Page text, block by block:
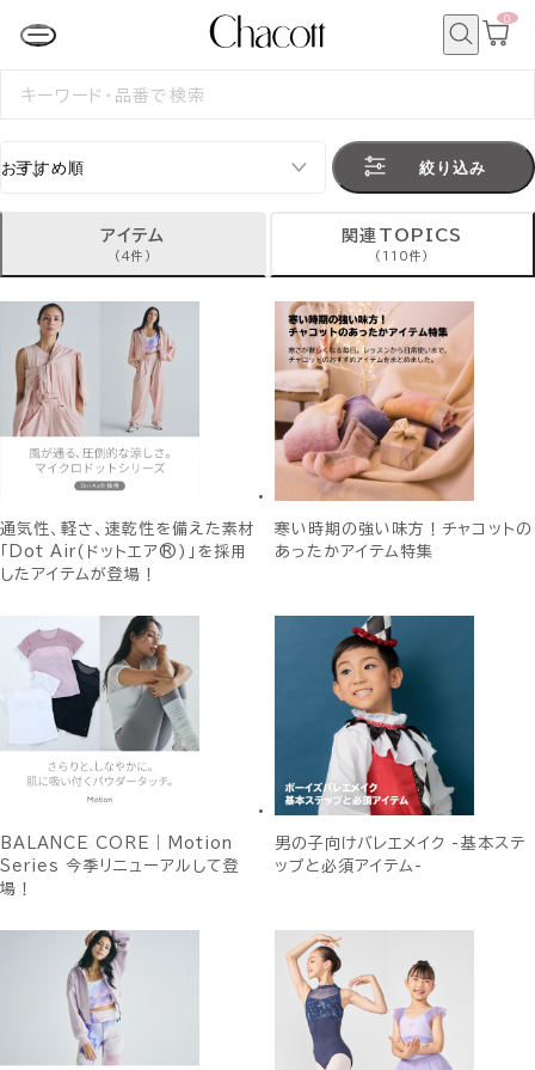
カ
0
検
絞り込み
アイテム
(4件)
関連TOPICS
(110件)
通気性、軽さ、速乾性を備えた素材
「Dot Air(ドットエア®)」を採用
したアイテムが登場！
寒い時期の強い味方！チャコットの
あったかアイテム特集
BALANCE CORE｜Motion
Series 今季リニューアルして登
場！
男の子向けバレエメイク -基本ステ
ップと必須アイテム-